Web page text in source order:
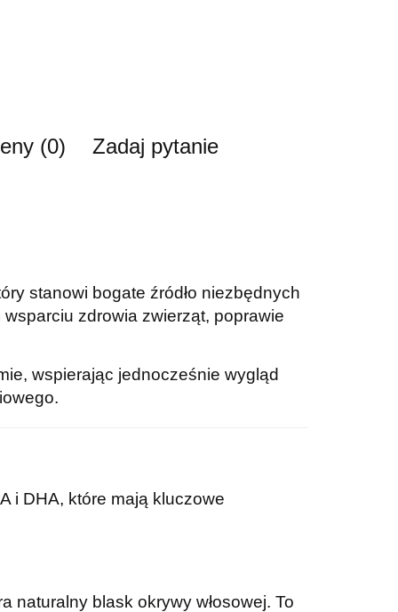
(0) Zadaj pytanie
stanowi bogate źródło niezbędnych
zdrowia zwierząt, poprawie
wspierając jednocześnie wygląd
i DHA, które mają kluczowe
naturalny blask okrywy włosowej. To